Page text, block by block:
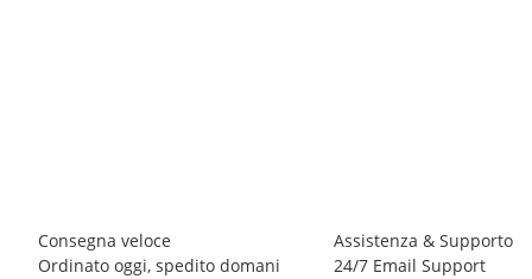
Consegna veloce
Ordinato oggi, spedito domani
Assistenza & Supporto
24/7 Email Support